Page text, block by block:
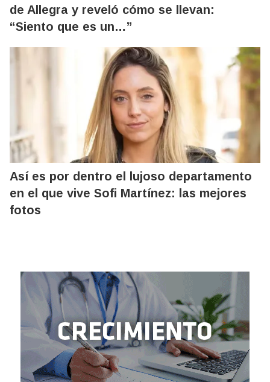
de Allegra y reveló cómo se llevan:
“Siento que es un…”
Así es por dentro el lujoso departamento
en el que vive Sofi Martínez: las mejores
fotos